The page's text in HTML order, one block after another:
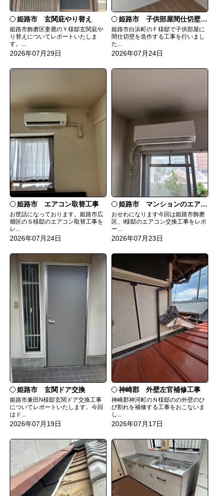
姫路市 玄関庇やり替え
姫路市飾磨区妻鹿のＹ様邸玄関庇や
り替えについてレポートいたしま
す。...
2026年07月29日
姫路市 子供部屋間仕切壁造作
姫路市白浜町のＦ様邸で子供部屋に
間仕切壁を造作する工事を行いまし
た...
2026年07月24日
姫路市 エアコン取替工事
お世話になっております。姫路市広
畑区のＳ様邸のエアコン取替工事を
レ...
2026年07月24日
姫路市 マンションのエアコンをダイキンRXへ交換
おせわになります今回は姫路市飾磨
区、I様邸のエアコン交換工事をレポ
ー...
2026年07月23日
姫路市 玄関ドア交換
姫路市兼田N様邸玄関ドア交換工事
についてレポートいたします。今回
はド...
2026年07月19日
神崎郡 外壁左官補修工事
神崎郡神河町のＮ様邸のの外壁のひ
び割れを補修する工事をおこないま
し...
2026年07月17日